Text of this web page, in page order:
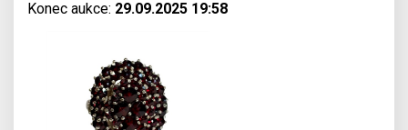
Konec aukce: 29.09.2025 19:58